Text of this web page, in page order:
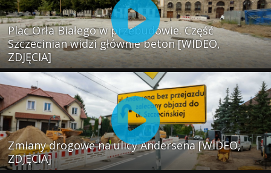
Plac Orła Białego w przebudowie. Część
Szczecinian widzi głównie beton [WIDEO,
ZDJĘCIA]
Zmiany drogowe na ulicy Andersena [WIDEO,
ZDJĘCIA]